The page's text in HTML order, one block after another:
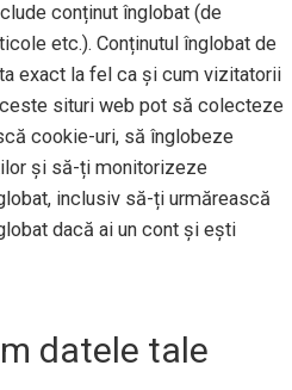
conținut înglobat (de
etc.). Conținutul înglobat de
exact la fel ca și cum vizitatorii
situri web pot să colecteze
cookie-uri, să înglobeze
și să-ți monitorizeze
inclusiv să-ți urmărească
dacă ai un cont și ești
datele tale